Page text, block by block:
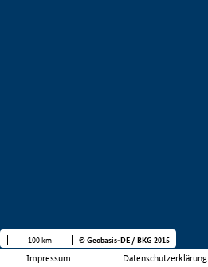
Impressum Datenschutzerklärung
100 km © Geobasis-DE / BKG 2015